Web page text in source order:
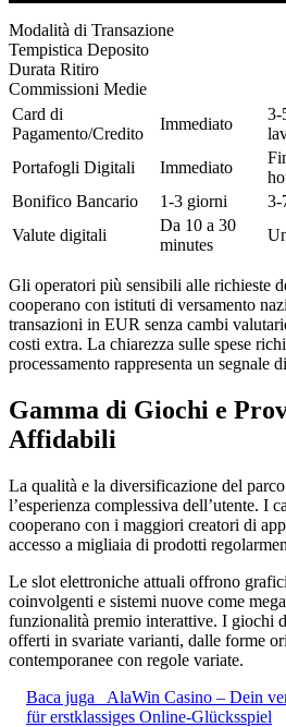
Modalità di Transazione
Tempistica Deposito
Durata Ritiro
Commissioni Medie
Card di
Pagamento/Credito
Immediato
3-
Portafogli Digitali
Immediato
Bonifico Bancario
1-3 giorni 3-
Valute digitali
Da 10 a 30
minutes
Gli operatori più sensibili alle richieste
cooperano con istituti di versamento
transazioni in EUR senza cambi
costi extra. La chiarezza sulle spese
processamento rappresenta un segnale
Gamma di Giochi e
Affidabili
La qualità e la diversificazione del
l’esperienza complessiva dell’utente. I
cooperano con i maggiori creatori di
accesso a migliaia di prodotti
Le slot elettroniche attuali offrono
coinvolgenti e sistemi nuove come
funzionalità premio interattive. I giochi
offerti in svariate varianti, dalle forme
contemporanee con regole variate.
Baca juga
AlaWin Casino – Dein
für erstklassiges Online-Glücksspiel